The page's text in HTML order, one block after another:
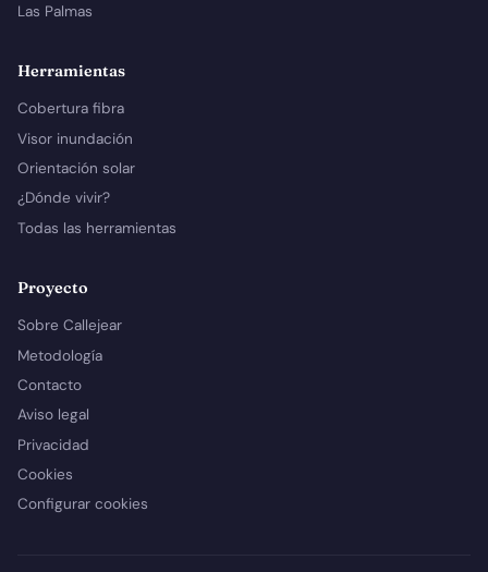
Las Palmas
Herramientas
Cobertura fibra
Visor inundación
Orientación solar
¿Dónde vivir?
Todas las herramientas
Proyecto
Sobre Callejear
Metodología
Contacto
Aviso legal
Privacidad
Cookies
Configurar cookies